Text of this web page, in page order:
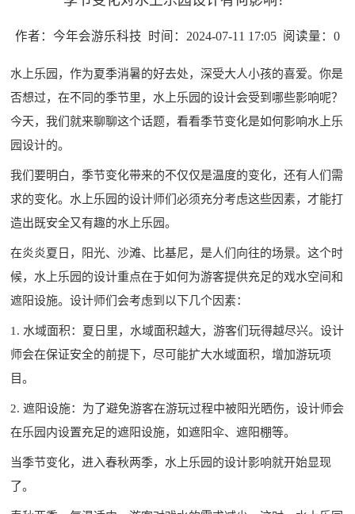
作者：今年会游乐科技 时间：2024-07-11 17:05 阅读量： 0
水上乐园，作为夏季消暑的好去处，深受大人小孩的喜爱。你是
否想过，在不同的季节里，水上乐园的设计会受到哪些影响呢？
今天，我们就来聊聊这个话题，看看季节变化是如何影响水上乐
园设计的。
我们要明白，季节变化带来的不仅仅是温度的变化，还有人们需
求的变化。水上乐园的设计师们必须充分考虑这些因素，才能打
造出既安全又有趣的水上乐园。
在炎炎夏日，阳光、沙滩、比基尼，是人们向往的场景。这个时
候，水上乐园的设计重点在于如何为游客提供充足的戏水空间和
遮阳设施。设计师们会考虑到以下几个因素：
1. 水域面积：夏日里，水域面积越大，游客们玩得越尽兴。设计
师会在保证安全的前提下，尽可能扩大水域面积，增加游玩项
目。
2. 遮阳设施：为了避免游客在游玩过程中被阳光晒伤，设计师会
在乐园内设置充足的遮阳设施，如遮阳伞、遮阳棚等。
当季节变化，进入春秋两季，水上乐园的设计影响就开始显现
了。